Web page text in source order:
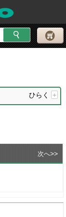
ひらく +
次へ>>